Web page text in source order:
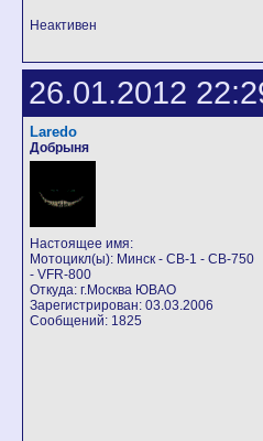
Неактивен
26.01.2012
Laredo
Добрыня
Настоящее имя:
Мотоцикл(ы): Минск - CB-1 - CB-750
- VFR-800
Откуда: г.Москва ЮВАО
Зарегистрирован: 03.03.2006
Сообщений: 1825